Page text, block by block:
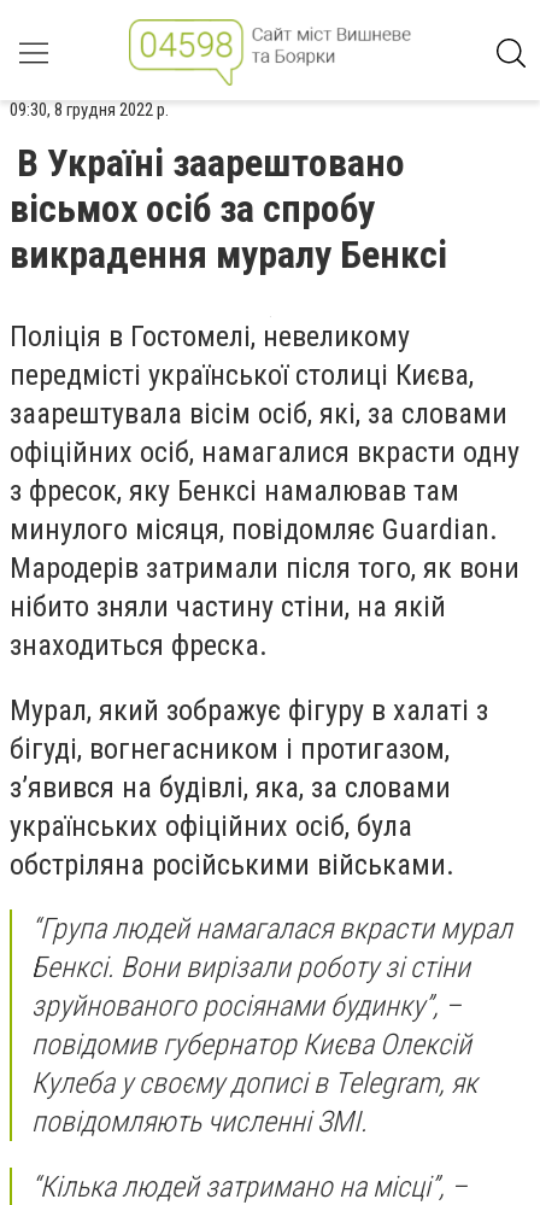
09:30, 8 грудня 2022 р.
В Україні заарештовано
вісьмох осіб за спробу
викрадення муралу Бенксі
Поліція в Гостомелі, невеликому
передмісті української столиці Києва,
заарештувала вісім осіб, які, за словами
офіційних осіб, намагалися вкрасти одну
з фресок, яку Бенксі намалював там
минулого місяця, повідомляє Guardian.
Мародерів затримали після того, як вони
нібито зняли частину стіни, на якій
знаходиться фреска.
Мурал, який зображує фігуру в халаті з
бігуді, вогнегасником і протигазом,
з’явився на будівлі, яка, за словами
українських офіційних осіб, була
обстріляна російськими військами.
“Група людей намагалася вкрасти мурал
Бенксі. Вони вирізали роботу зі стіни
зруйнованого росіянами будинку”, –
повідомив губернатор Києва Олексій
Кулеба у своєму дописі в Telegram, як
повідомляють численні ЗМІ.
“Кілька людей затримано на місці”, –